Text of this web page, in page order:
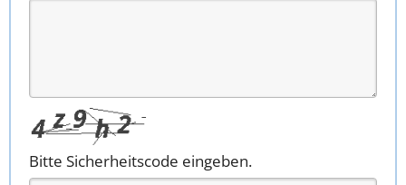
Bitte Sicherheitscode eingeben.